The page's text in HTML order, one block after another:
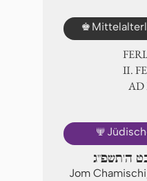
♚
Ⅱ.
🕎
ה'תשפ"ג
Jom